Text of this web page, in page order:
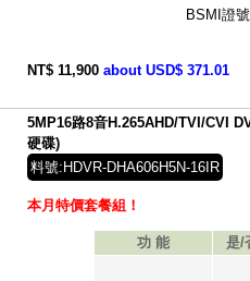
BSMI證
NT$ 11,900 about USD$ 371.01
5MP16路8音H.265AHD/TVI/CVI
硬碟)
料號:HDVR-DHA606H5N-16IR
本月特價套餐組！
功 能 是/